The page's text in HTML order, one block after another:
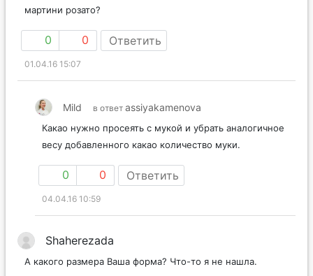
мартини розато?
0 0 Ответить
01.04.16 15:07
Mild в ответ assiyakamenova
Какао нужно просеять с мукой и убрать аналогичное
весу добавленного какао количество муки.
0 0 Ответить
04.04.16 10:59
Shaherezada
А какого размера Ваша форма? Что-то я не нашла.